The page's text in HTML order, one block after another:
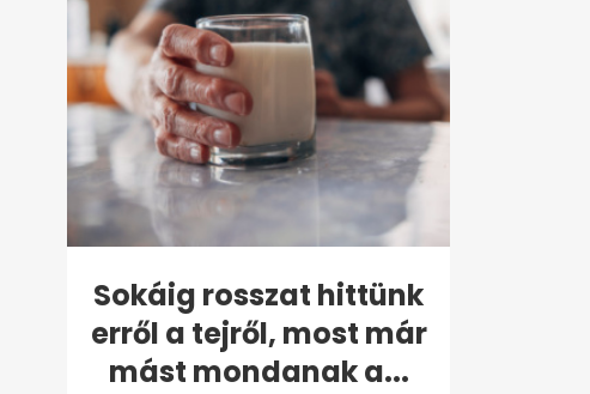
Sokáig rosszat hittünk
erről a tejről, most már
mást mondanak a...